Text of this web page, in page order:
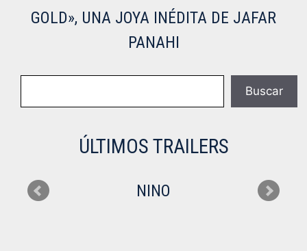
GOLD», UNA JOYA INÉDITA DE JAFAR
PANAHI
Buscar
Buscar
ÚLTIMOS TRAILERS
NINO